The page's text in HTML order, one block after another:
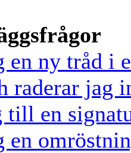
en ny tråd i
raderar jag
till en
en